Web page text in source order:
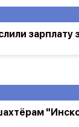
зарплату